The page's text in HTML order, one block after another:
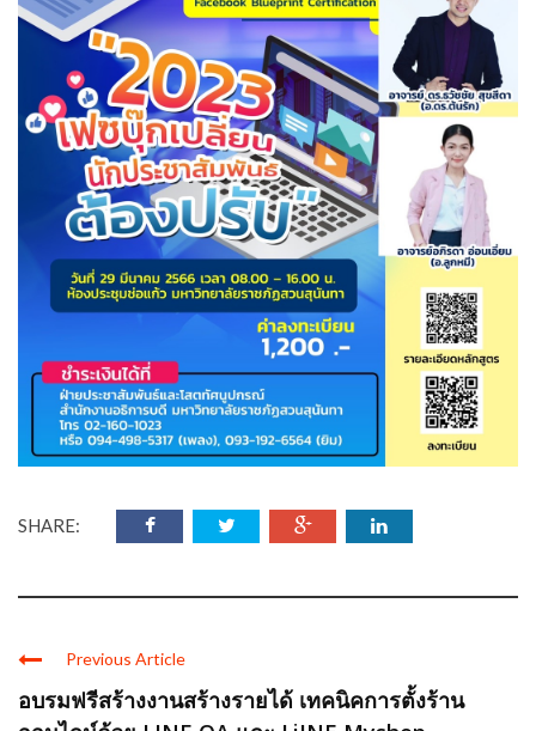
SHARE:
Previous Article
อบรมฟรีสร้างงานสร้างรายได้ เทคนิคการตั้งร้าน